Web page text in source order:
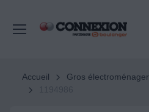
Accueil Gros électroménager